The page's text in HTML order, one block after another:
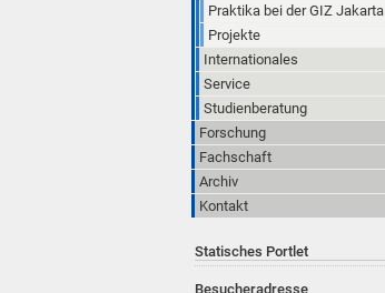
Praktika bei der GIZ Jakarta
Projekte
Internationales
Service
Studienberatung
Forschung
Fachschaft
Archiv
Kontakt
Statisches Portlet
Besucheradresse